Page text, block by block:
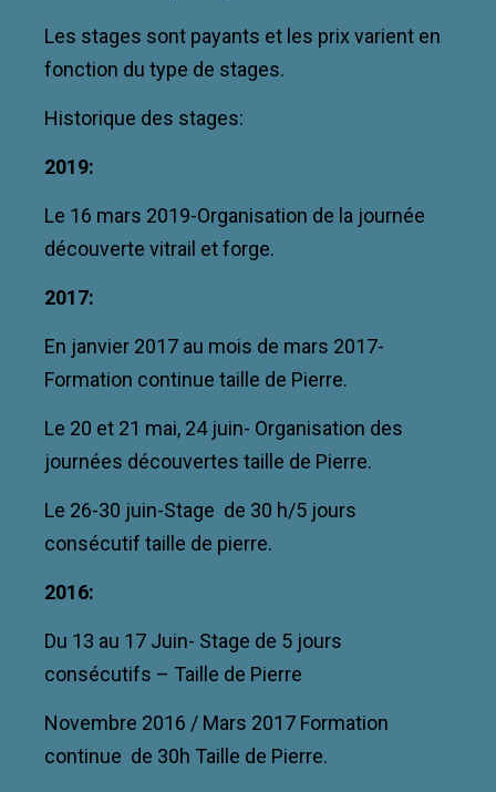
Les stages sont payants et les prix varient en
fonction du type de stages.
Historique des stages:
2019:
Le 16 mars 2019-Organisation de la journée
découverte vitrail et forge.
2017:
En janvier 2017 au mois de mars 2017-
Formation continue taille de Pierre.
Le 20 et 21 mai, 24 juin- Organisation des
journées découvertes taille de Pierre.
Le 26-30 juin-Stage de 30 h/5 jours
consécutif taille de pierre.
2016:
Du 13 au 17 Juin- Stage de 5 jours
consécutifs – Taille de Pierre
Novembre 2016 / Mars 2017 Formation
continue de 30h Taille de Pierre.